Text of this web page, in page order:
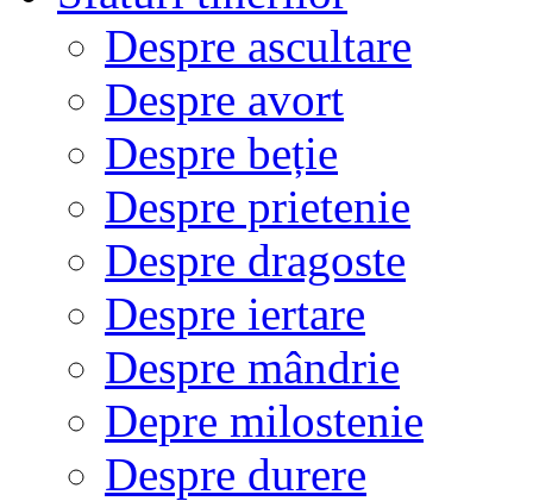
Despre ascultare
Despre avort
Despre beție
Despre prietenie
Despre dragoste
Despre iertare
Despre mândrie
Depre milostenie
Despre durere